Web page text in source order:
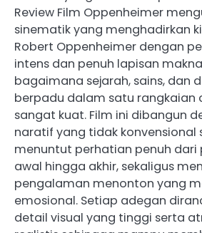
Review Film Oppenheimer
sinematik yang menghadirkan
Robert Oppenheimer dengan
intens dan penuh lapisan
bagaimana sejarah, sains, dan
berpadu dalam satu rangkaian
sangat kuat. Film ini dibangun
naratif yang tidak konvensional
menuntut perhatian penuh dari
awal hingga akhir, sekaligus
pengalaman menonton yang
emosional. Setiap adegan
detail visual yang tinggi serta